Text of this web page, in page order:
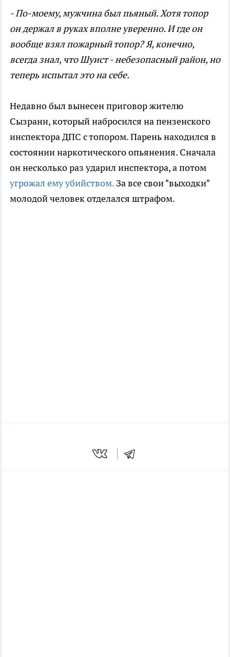
- По-моему, мужчина был пьяный. Хотя топор
он держал в руках вполне уверенно. И где он
вообще взял пожарный топор? Я, конечно,
всегда знал, что Шуист - небезопасный район, но
теперь испытал это на себе.
Недавно был вынесен приговор жителю
Сызрани, который набросился на пензенского
инспектора ДПС с топором. Парень находился в
состоянии наркотического опьянения. Сначала
он несколько раз ударил инспектора, а потом
угрожал ему убийством. За все свои "выходки"
молодой человек отделался штрафом.